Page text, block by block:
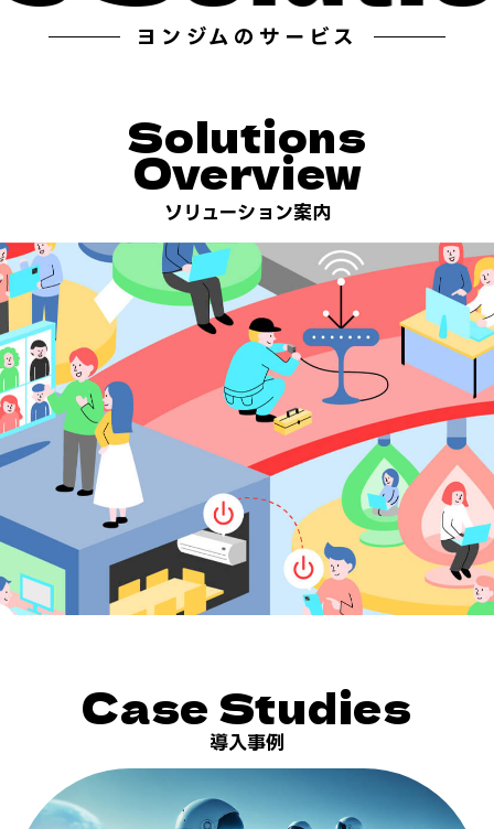
ヨンジムのサービス
Solutions
Overview
ソリューション案内
Case Studies
導入事例